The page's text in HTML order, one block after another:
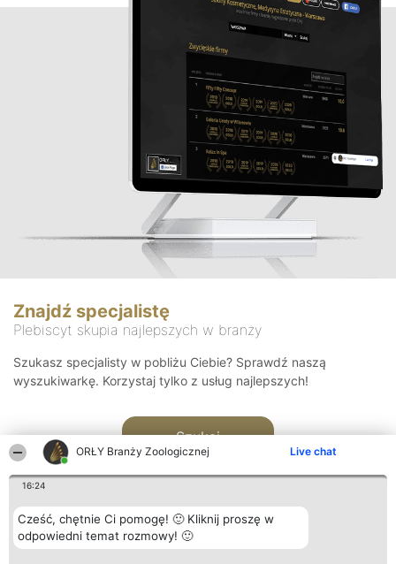
ORŁY Branży Zoologicznej Live chat
16:24
Cześć, chętnie Ci pomogę! 🙂 Kliknij proszę w
odpowiedni temat rozmowy! 🙂
Znajdź specjalistę
Plebiscyt skupia najlepszych w branży
Szukasz specjalisty w pobliżu Ciebie? Sprawdź naszą
wyszukiwarkę. Korzystaj tylko z usług najlepszych!
Szukaj